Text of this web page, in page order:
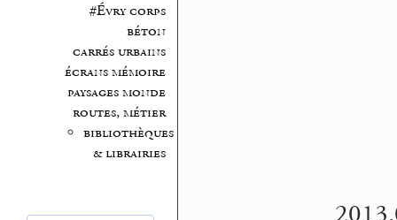
#Évry corps
béton
carrés urbains
écrans mémoire
paysages monde
routes, métier
bibliothèques
& librairies